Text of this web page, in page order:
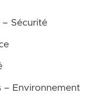
– Sécurité
– Environnement